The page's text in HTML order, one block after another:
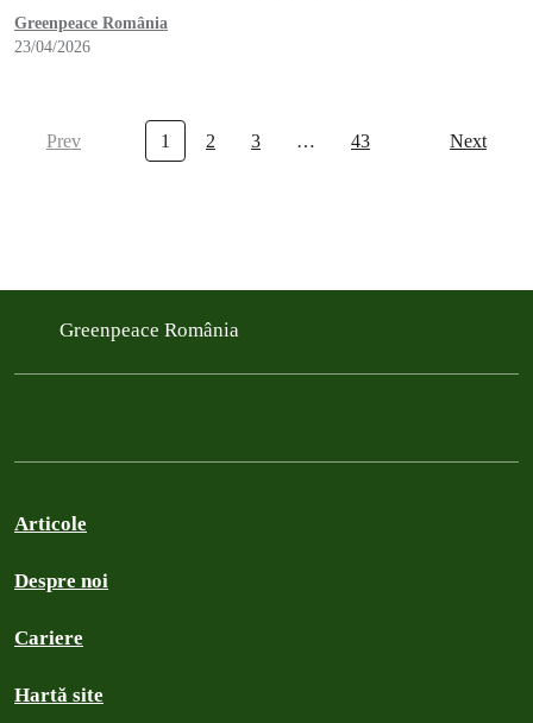
Greenpeace România
23/04/2026
Prev 1 2 3 … 43 Next
Greenpeace România
Articole
Despre noi
Cariere
Hartă site